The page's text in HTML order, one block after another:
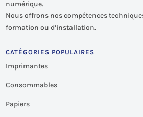
numérique.
Nous offrons nos compétences
formation ou d’installation.
CATÉGORIES POPULAIRES
Imprimantes
Consommables
Papiers